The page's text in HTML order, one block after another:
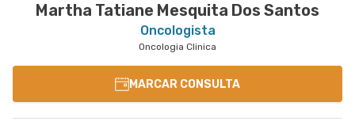
Martha Tatiane Mesquita Dos Santos
Oncologista
Oncologia Clinica
MARCAR CONSULTA